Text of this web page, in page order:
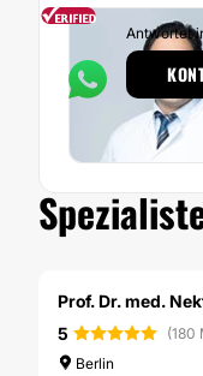
Antwortet
Prof. Dr. med.
5
(180
Berlin